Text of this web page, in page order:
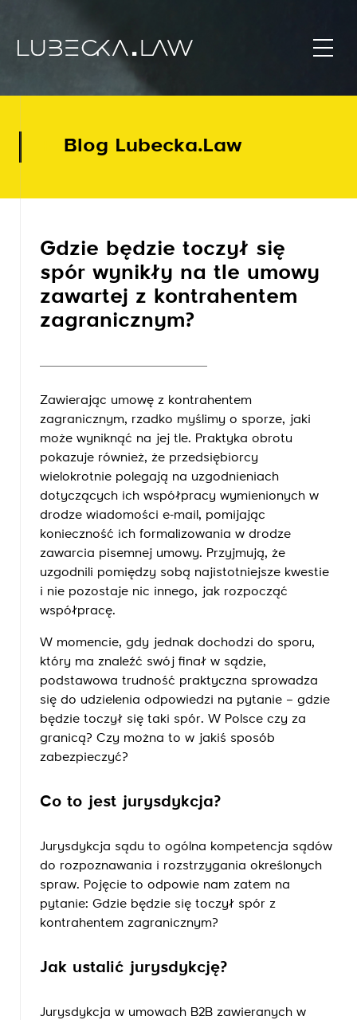
Blog Lubecka.Law
Gdzie będzie toczył się
spór wynikły na tle umowy
zawartej z kontrahentem
zagranicznym?
Zawierając umowę z kontrahentem
zagranicznym, rzadko myślimy o sporze, jaki
może wyniknąć na jej tle. Praktyka obrotu
pokazuje również, że przedsiębiorcy
wielokrotnie polegają na uzgodnieniach
dotyczących ich współpracy wymienionych w
drodze wiadomości e-mail, pomijając
konieczność ich formalizowania w drodze
zawarcia pisemnej umowy. Przyjmują, że
uzgodnili pomiędzy sobą najistotniejsze kwestie
i nie pozostaje nic innego, jak rozpocząć
współpracę.
W momencie, gdy jednak dochodzi do sporu,
który ma znaleźć swój finał w sądzie,
podstawowa trudność praktyczna sprowadza
się do udzielenia odpowiedzi na pytanie – gdzie
będzie toczył się taki spór. W Polsce czy za
granicą? Czy można to w jakiś sposób
zabezpieczyć?
Co to jest jurysdykcja?
Jurysdykcja sądu to ogólna kompetencja sądów
do rozpoznawania i rozstrzygania określonych
spraw. Pojęcie to odpowie nam zatem na
pytanie: Gdzie będzie się toczył spór z
kontrahentem zagranicznym?
Jak ustalić jurysdykcję?
Jurysdykcja w umowach B2B zawieranych w